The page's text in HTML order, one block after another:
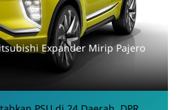
Expander Mirip Pajero